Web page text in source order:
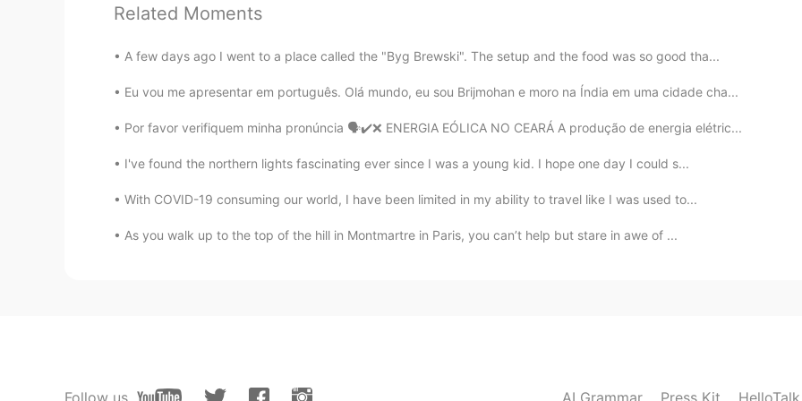
HI EN ES PT
Brijmohan 2020.07.07 01:43
Brijmohan 2020.07.07 01:43
@Isabella Yes please :)
Brijmohan 2020.07.07 01:42
Related Moments
A few days ago I went to a place called the "Byg Brewski". The setup and the food was so good tha...
Eu vou me apresentar em português. Olá mundo, eu sou Brijmohan e moro na Índia em uma cidade cha...
Por favor verifiquem minha pronúncia 🗣️✔️❌ ENERGIA EÓLICA NO CEARÁ A produção de energia elétric...
I've found the northern lights fascinating ever since I was a young kid. I hope one day I could s...
With COVID-19 consuming our world, I have been limited in my ability to travel like I was used to...
As you walk up to the top of the hill in Montmartre in Paris, you can’t help but stare in awe of ...
Follow us AI Grammar Press Kit